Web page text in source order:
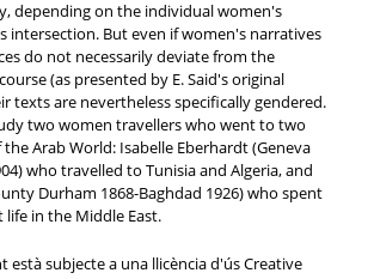
depending on the individual women's
intersection. But even if women's narratives
do not necessarily deviate from the
(as presented by E. Said's original
texts are nevertheless specifically gendered.
two women travellers who went to two
Arab World: Isabelle Eberhardt (Geneva
who travelled to Tunisia and Algeria, and
Durham 1868-Baghdad 1926) who spent
in the Middle East.
està subjecte a una llicència d'ús Creative